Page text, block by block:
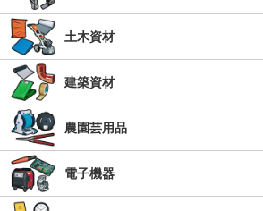
土木資材
建築資材
農園芸用品
電子機器